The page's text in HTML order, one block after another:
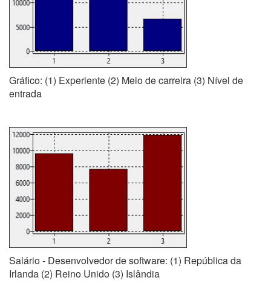
Gráfico: (1) Experiente (2) Meio de carreira (3) Nível de
entrada
Salário - Desenvolvedor de software: (1) República da
Irlanda (2) Reino Unido (3) Islândia